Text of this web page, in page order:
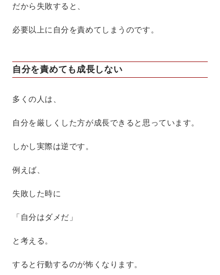
だから失敗すると、
必要以上に自分を責めてしまうのです。
自分を責めても成長しない
多くの人は、
自分を厳しくした方が成長できると思っています。
しかし実際は逆です。
例えば、
失敗した時に
「自分はダメだ」
と考える。
すると行動するのが怖くなります。